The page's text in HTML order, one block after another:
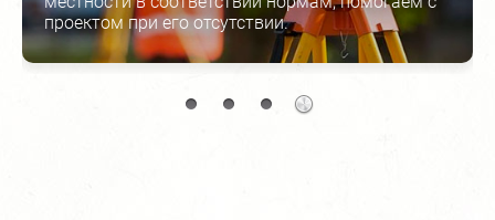
проектом при его отсутствии.